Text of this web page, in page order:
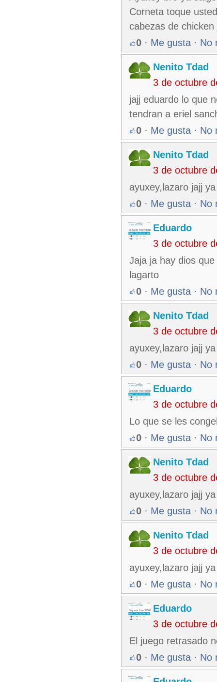
Corneta toque
cabezas de chicken
0 · Me gusta · No
Nenito Tdad
3 de octubre
jajj eduardo lo que
tendran a eriel
0 · Me gusta · No
Nenito Tdad
3 de octubre
ayuxey,lazaro jajj
0 · Me gusta · No
Eduardo
3 de octubre
Jaja ja hay dios
lagarto
0 · Me gusta · No
Nenito Tdad
3 de octubre
ayuxey,lazaro jajj
0 · Me gusta · No
Eduardo
3 de octubre
Lo que se les
0 · Me gusta · No
Nenito Tdad
3 de octubre
ayuxey,lazaro jajj
0 · Me gusta · No
Nenito Tdad
3 de octubre
ayuxey,lazaro jajj
0 · Me gusta · No
Eduardo
3 de octubre
El juego retrasado
0 · Me gusta · No